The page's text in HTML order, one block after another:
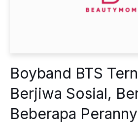
Boyband BTS
Berjiwa Sosial,
Beberapa